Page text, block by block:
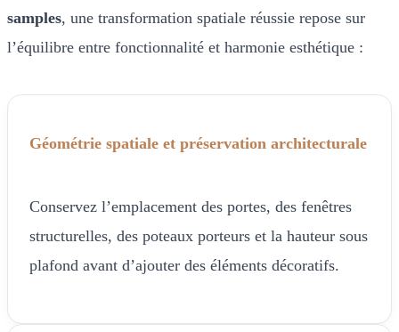
samples, une transformation spatiale réussie repose sur
l’équilibre entre fonctionnalité et harmonie esthétique :
Géométrie spatiale et préservation architecturale
Conservez l’emplacement des portes, des fenêtres
structurelles, des poteaux porteurs et la hauteur sous
plafond avant d’ajouter des éléments décoratifs.